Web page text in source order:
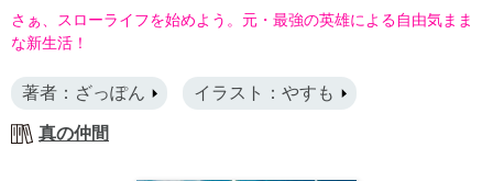
さぁ、スローライフを始めよう。元・最強の英雄による自由気まま
な新生活！
著者：ざっぽん イラスト：やすも
真の仲間